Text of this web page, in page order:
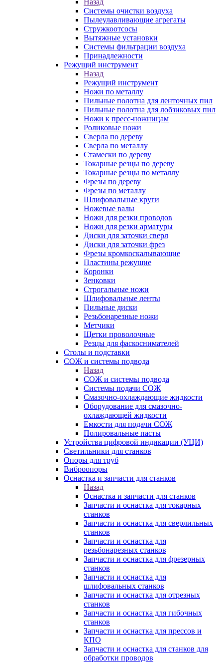
Назад
Системы очистки воздуха
Пылеулавливающие агрегаты
Стружкоотсосы
Вытяжные установки
Системы фильтрации воздуха
Принадлежности
Режущий инструмент
Назад
Режущий инструмент
Ножи по металлу
Пильные полотна для ленточных пил
Пильные полотна для лобзиковых пил
Ножи к пресс-ножницам
Роликовые ножи
Сверла по дереву
Сверла по металлу
Стамески по дереву
Токарные резцы по дереву
Токарные резцы по металлу
Фрезы по дереву
Фрезы по металлу
Шлифовальные круги
Ножевые валы
Ножи для резки проводов
Ножи для резки арматуры
Диски для заточки сверл
Диски для заточки фрез
Фрезы кромкоскалывающие
Пластины режущие
Коронки
Зенковки
Строгальные ножи
Шлифовальные ленты
Пильные диски
Резьбонарезные ножи
Метчики
Щетки проволочные
Резцы для фаскоснимателей
Столы и подставки
СОЖ и системы подвода
Назад
СОЖ и системы подвода
Системы подачи СОЖ
Смазочно-охлаждающие жидкости
Оборудование для смазочно-
охлаждающей жидкости
Емкости для подачи СОЖ
Полировальные пасты
Устройства цифровой индикации (УЦИ)
Светильники для станков
Опоры для труб
Виброопоры
Оснастка и запчасти для станков
Назад
Оснастка и запчасти для станков
Запчасти и оснастка для токарных
станков
Запчасти и оснастка для сверлильных
станков
Запчасти и оснастка для
резьбонарезных станков
Запчасти и оснастка для фрезерных
станков
Запчасти и оснастка для
шлифовальных станков
Запчасти и оснастка для отрезных
станков
Запчасти и оснастка для гибочных
станков
Запчасти и оснастка для прессов и
КПО
Запчасти и оснастка для станков для
обработки проводов